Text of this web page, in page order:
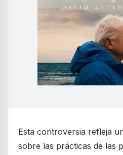
Esta controversia refleja
sobre las prácticas de las